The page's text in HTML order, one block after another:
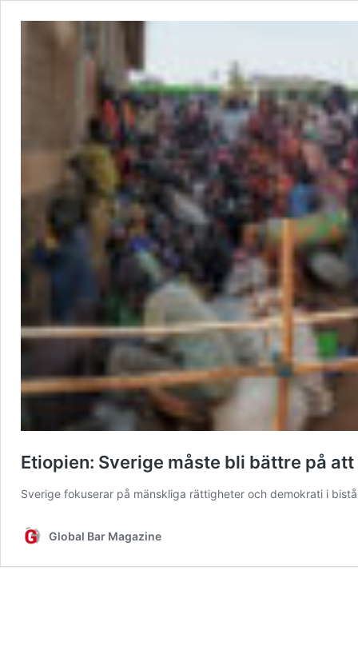
Etiopien: Sverige måste bli bättre på
Sverige fokuserar på mänskliga rättigheter och demokrati i
Global Bar Magazine